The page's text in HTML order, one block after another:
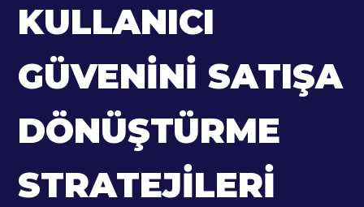
KULLANICI
GÜVENINI SATIŞA
DÖNÜŞTÜRME
STRATEJILERI